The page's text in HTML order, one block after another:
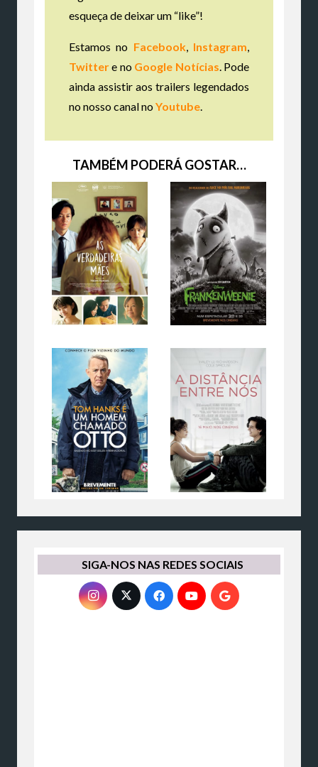
esqueça de deixar um “like”!
Estamos no Facebook, Instagram
Twittere no Google Notícias . Pode
ainda assistir aos trailers legendados
no nosso canal noYoutube
TAMBÉM PODERÁ GOSTAR…
SIGA-NOS NAS REDES SOCIAIS